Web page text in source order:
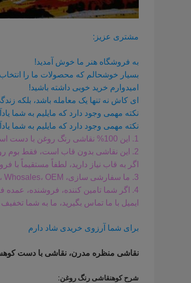
مشتری عزیز:
به فروشگاه هنر ما خوش آمدید!
بسیار خوشحالم که محصولات ما را
امیدوارم خرید خوبی داشته باشید!
ای کاش نه تنها یک معامله باشد، بلکه
نکته مهمی وجود دارد که مایلیم به شما
نکته مهمی وجود دارد که مایلیم به شما
1. این 100% نقاشی رنگ روغن با دست است!
2. این نقاشی بدون قاب است، فقط بوم رول شده، بدون قاب بیرونی و بدون قاب داخلی.
اگر به قاب نیاز دارید، لطفاً مستقیماً با
3. ما سفارشی سازی، DropShipping، Whosales، OEM، و غیره را می پذیریم. لطفاً از طریق پیام با ما تماس بگیرید.
4. اگر شما تامین کننده، فروشنده،
ایمیل با ما تماس بگیرید، ما به شما
برای شما آرزوی خریدی شاد دارم
نقاشی منظره مدرن، نقاشی با دست
شرح کوهنقاشی رنگ روغن: